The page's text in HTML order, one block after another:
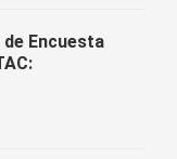
Encuesta